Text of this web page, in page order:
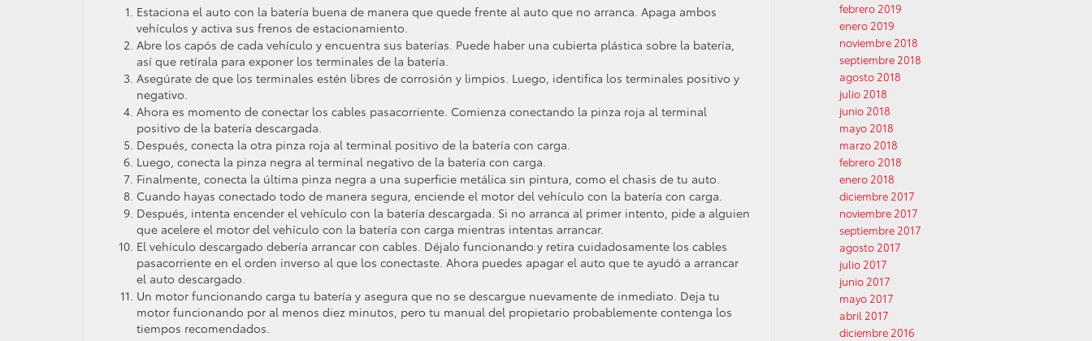
Estaciona el auto con la batería buena de manera que quede frente al auto que no arranca. Apaga ambos
vehículos y activa sus frenos de estacionamiento.
Abre los capós de cada vehículo y encuentra sus baterías. Puede haber una cubierta plástica sobre la batería,
así que retírala para exponer los terminales de la batería.
Asegúrate de que los terminales estén libres de corrosión y limpios. Luego, identifica los terminales positivo y
negativo.
Ahora es momento de conectar los cables pasacorriente. Comienza conectando la pinza roja al terminal
positivo de la batería descargada.
Después, conecta la otra pinza roja al terminal positivo de la batería con carga.
Luego, conecta la pinza negra al terminal negativo de la batería con carga.
Finalmente, conecta la última pinza negra a una superficie metálica sin pintura, como el chasis de tu auto.
Cuando hayas conectado todo de manera segura, enciende el motor del vehículo con la batería con carga.
Después, intenta encender el vehículo con la batería descargada. Si no arranca al primer intento, pide a alguien
que acelere el motor del vehículo con la batería con carga mientras intentas arrancar.
El vehículo descargado debería arrancar con cables. Déjalo funcionando y retira cuidadosamente los cables
pasacorriente en el orden inverso al que los conectaste. Ahora puedes apagar el auto que te ayudó a arrancar
el auto descargado.
Un motor funcionando carga tu batería y asegura que no se descargue nuevamente de inmediato. Deja tu
motor funcionando por al menos diez minutos, pero tu manual del propietario probablemente contenga los
tiempos recomendados.
febrero 2019
enero 2019
noviembre 2018
septiembre 2018
agosto 2018
julio 2018
junio 2018
mayo 2018
marzo 2018
febrero 2018
enero 2018
diciembre 2017
noviembre 2017
septiembre 2017
agosto 2017
julio 2017
junio 2017
mayo 2017
abril 2017
diciembre 2016